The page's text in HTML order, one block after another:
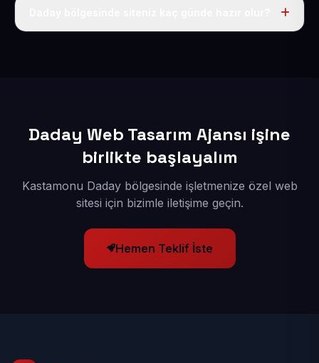
Daday Web Tasarım Ajansı işine
birlikte başlayalım
Kastamonu Daday bölgesinde işletmenize özel web
sitesi için bizimle iletişime geçin.
Hemen Teklif İste